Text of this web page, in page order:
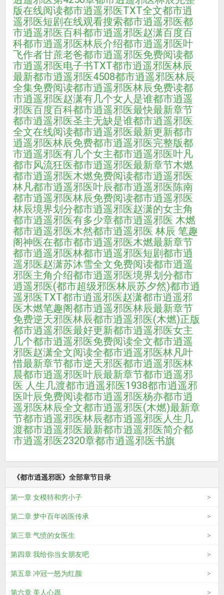
版在线阅读都市逍遥邪医TXT全文都市逍
遥邪医短剧在线观看搜索都市逍遥邪医都
市逍遥邪医百科都市逍遥邪医赵潇百度百
科都市逍遥邪医林辰介绍都市逍遥邪医叶
飞作者甘蔗老爸都市逍遥邪医免费阅读都
市逍遥邪医电子书TXT都市逍遥邪医林辰
最新都市逍遥邪医4508都市逍遥邪医林辰
全集免费阅读都市逍遥邪医林辰免费读都
市逍遥邪医赵潇有几个女人是谁都市逍遥
邪医百度百科都市逍遥邪医最快最新章节
都市逍遥邪医圣主无缺是谁都市逍遥邪医
全文在线阅读都市逍遥邪医最新更新都市
逍遥邪医林辰免费都市逍遥邪医完整版都
市逍遥邪医有几个女主都市逍遥邪医叶凡
都市风流狂医都市逍遥邪医最新章节木燃
都市逍遥邪医木燃免费阅读都市逍遥邪医
林凡都市逍遥邪医叶辰都市逍遥邪医陈南
都市逍遥邪医林辰免费阅读都市逍遥邪医
林辰境界划分都市逍遥邪医赵潇的女主角
都市逍遥邪医有多少章都市逍遥邪医 木燃
都市逍遥邪医木然都市逍遥邪医 林辰 笔趣
阁神医在都市都市逍遥邪医木燃最新章节
都市逍遥邪医林都市逍遥邪医短剧都市逍
遥邪医赵潇苏沐雪全文免费阅读都市逍遥
邪医主角介绍都市逍遥邪医境界划分都市
逍遥邪医(都市超级邪医林辰苏夕然)都市逍
遥邪医TXT都市逍遥邪医赵潇都市逍遥邪
医木燃笔趣阁都市逍遥邪医林辰最新章节
免费逆天邪医林辰都市逍遥邪医(木燃)正版
都市逍遥邪医最好更新都市逍遥邪医女主
几个都市逍遥邪医免费阅读全文都市逍遥
邪医赵潇全文阅读全都市逍遥邪医林凡叶
惜最新章节都市逆天邪医都市逍遥邪医林
晨都市逍遥邪医叶辰最新章节都市逍遥邪
医 人生几渡都市逍遥邪医1938都市逍遥邪
医叶辰免费阅读都市逍遥邪医杨亦都市逍
遥邪医林辰全文都市逍遥邪医(木燃)最新章
节都市逍遥邪医林辰都市逍遥邪医人生几
渡都市逍遥邪医最新都市逍遥邪医简介都
市逍遥邪医2320章都市逍遥邪医书旗
《都市逍遥邪医》全部章节目录
第一章 女模特和穷小子
第二章 梦中百年凶医传承
第三章 气愤的女医生
第四章 我给你当女朋友吧
第五章 冲冠一怒为红颜
第六章 美人心愿